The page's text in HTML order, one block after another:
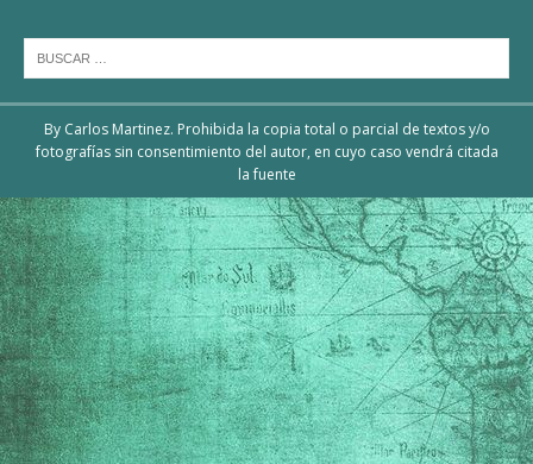
By Carlos Martinez. Prohibida la copia total o parcial de textos y/o
fotografías sin consentimiento del autor, en cuyo caso vendrá citada
la fuente